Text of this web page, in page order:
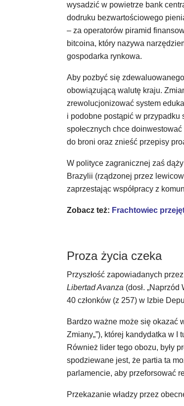
wysadzić w powietrze bank
dodruku bezwartościowego
– za operatorów piramid
bitcoina, który nazywa
gospodarka rynkowa.
Aby pozbyć się
obowiązującą walutę kraju.
zrewolucjonizować system
i podobne postąpić w przypadku
społecznych chce
do broni oraz znieść przepisy
W polityce zagranicznej zaś
Brazylii (rządzonej przez
zaprzestając współpracy z
Zobacz też: Frachtowiec
Proza życia czeka
Przyszłość zapowiadanych
Libertad Avanza (dosł.
40 członków (z 257) w Izbie
Bardzo ważne może się okazać
Zmiany„”), której kandydatka w
Również lider tego obozu, były
spodziewane jest, że partia ta
parlamencie, aby przeforsować
Przekazanie władzy przez